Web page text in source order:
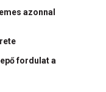
azonnal
fordulat a